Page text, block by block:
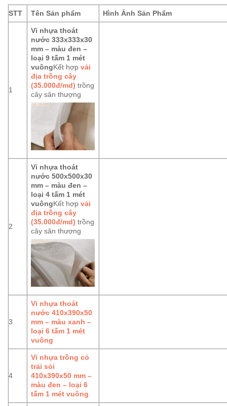
STT Tên Sản phẩm Hình Ảnh Sản Phẩm
1
Vỉ nhựa thoát
nước 333x333x30
mm – màu đen –
loại 9 tấm 1 mét
vuôngKết hợp vải
địa trồng cây
(35.000đ/md) trồng
cây sân thượng
2
Vỉ nhựa thoát
nước 500x500x30
mm – màu đen –
loại 4 tấm 1 mét
vuôngKết hợp vải
địa trồng cây
(35.000đ/md) trồng
cây sân thượng
3
Vỉ nhựa thoát
nước 410x390x50
mm – màu xanh –
loại 6 tấm 1 mét
vuông
4
Vỉ nhựa trồng cỏ
trải sỏi
410x390x50 mm –
màu đen – loại 6
tấm 1 mét vuông